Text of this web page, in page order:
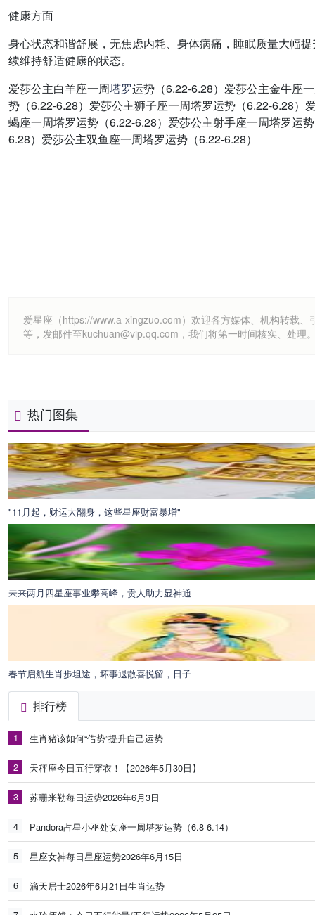
健康方面
身心状态和谐舒展，无焦虑内耗、身体病痛，睡眠质量大幅
续维持舒适健康的状态。
爱莎公主白羊座一周塔罗运势（6.22-6.28）爱莎公主金牛座
势（6.22-6.28）爱莎公主狮子座一周塔罗运势（6.22-6.28
蝎座一周塔罗运势（6.22-6.28）爱莎公主射手座一周塔罗运
6.28）爱莎公主双鱼座一周塔罗运势（6.22-6.28）
爱星座（https://www.a-xingzuo.com）欢迎各方媒体、机构转载
等，发邮件至kuchuan@vip.qq.com，我们将第一时间核实、处理
热门图集
"11月起，财运大翻身，这些星座财富暴增"
未来两月四星座事业攀高峰，贵人助力显神通
春节启航生肖步坦途，坏事退散喜悦留，日子
排行榜
1 生肖猪该如何“借势”提升自己运势
2 天秤座今日五行穿衣！【2026年5月30日】
3 苏珊米勒每日运势2026年6月3日
4 Pandora占星小巫处女座一周塔罗运势（6.8-6.14）
5 星座女神每日星座运势2026年6月15日
6 滴天居士2026年6月21日生肖运势